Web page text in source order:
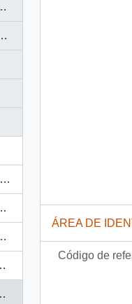
ÁREA DE
Código de